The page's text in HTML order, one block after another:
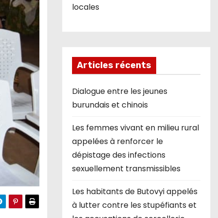
locales
Articles récents
Dialogue entre les jeunes
burundais et chinois
Les femmes vivant en milieu rural
appelées à renforcer le
dépistage des infections
sexuellement transmissibles
Les habitants de Butovyi appelés
à lutter contre les stupéfiants et